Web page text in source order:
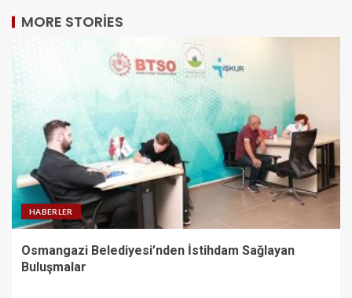
MORE STORIES
HABERLER
Osmangazi Belediyesi’nden İstihdam Sağlayan
Buluşmalar